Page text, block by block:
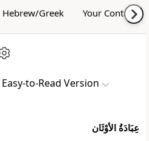
Hebrew/Greek Your Content
to-Read Version
عِبَادَةُ الأوْثَان